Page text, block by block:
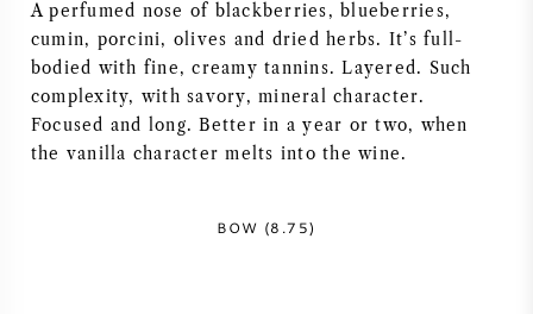
VIN AMÉRICAIN
VIN AUTRICHIEN
A perfumed nose of blackberries, blueberries,
cumin, porcini, olives and dried herbs. It’s full-
bodied with fine, creamy tannins. Layered. Such
complexity, with savory, mineral character.
Focused and long. Better in a year or two, when
the vanilla character melts into the wine.
BOW (8.75)